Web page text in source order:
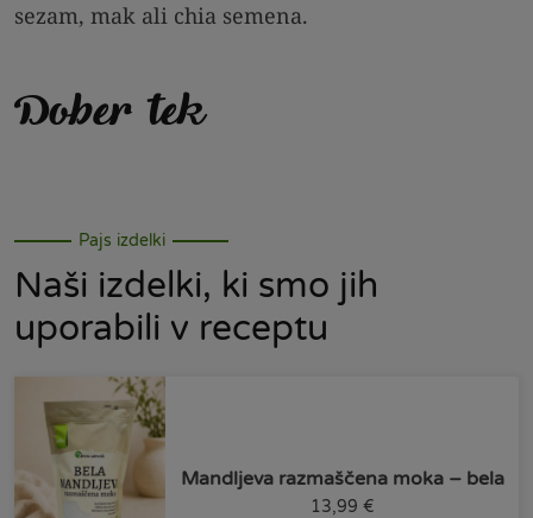
sezam, mak ali chia semena.
Dober tek
Pajs izdelki
Naši izdelki, ki smo jih
uporabili v receptu
Mandljeva razmaščena moka – bela
13,99 €